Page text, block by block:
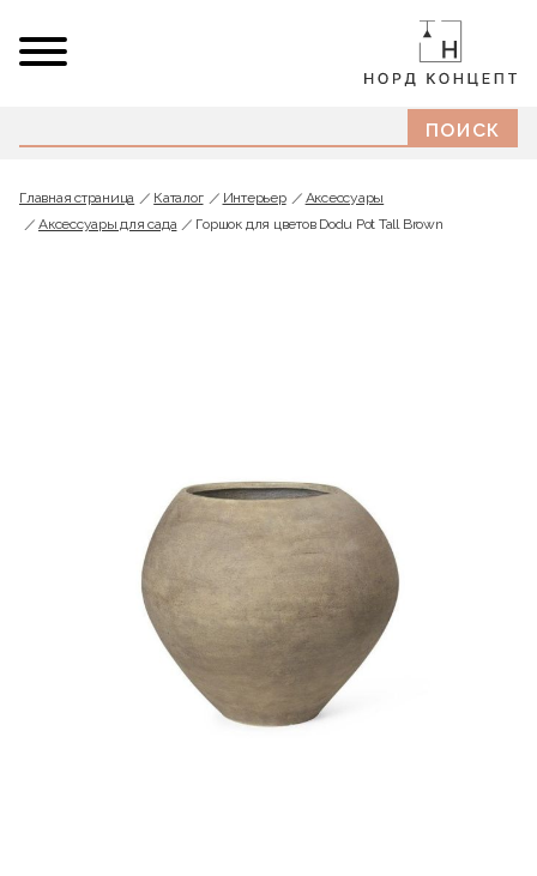
Главная страница Каталог Интерьер
Аксессуары
Аксессуары для сада
Горшок для цветов Dodu Pot Tall Brown